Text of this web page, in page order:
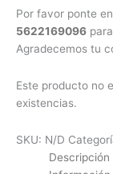
Por favor ponte
5622169096
Agradecemos tu
Este producto no
existencias.
SKU: N/D
Descripción